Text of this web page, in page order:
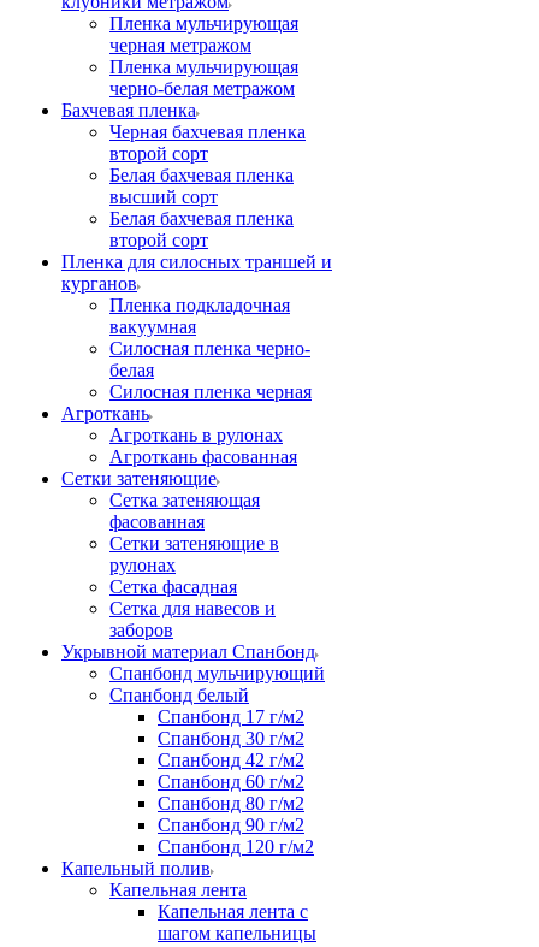
Пленка мульчирующая
черная метражом
Пленка мульчирующая
черно-белая метражом
Бахчевая пленка
Черная бахчевая пленка
второй сорт
Белая бахчевая пленка
высший сорт
Белая бахчевая пленка
второй сорт
Пленка для силосных траншей и
курганов
Пленка подкладочная
вакуумная
Силосная пленка черно-
белая
Силосная пленка черная
Агроткань
Агроткань в рулонах
Агроткань фасованная
Сетки затеняющие
Сетка затеняющая
фасованная
Сетки затеняющие в
рулонах
Сетка фасадная
Сетка для навесов и
заборов
Укрывной материал Спанбонд
Спанбонд мульчирующий
Спанбонд белый
Спанбонд 17 г/м2
Спанбонд 30 г/м2
Спанбонд 42 г/м2
Спанбонд 60 г/м2
Спанбонд 80 г/м2
Спанбонд 90 г/м2
Спанбонд 120 г/м2
Капельный полив
Капельная лента
Капельная лента с
шагом капельницы